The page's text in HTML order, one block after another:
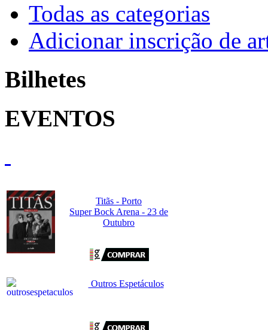
Todas as categorias
Adicionar inscrição de
Bilhetes
EVENTOS
Titãs - Porto
Super Bock Arena - 23 de
Outubro
Outros Espetáculos